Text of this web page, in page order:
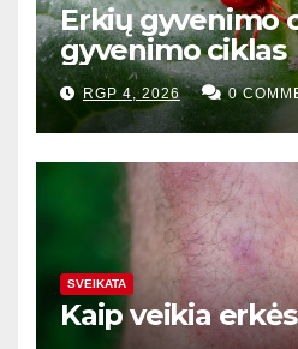
Erkių gyvenimo
gyvenimo ciklas
RGP 4, 2026 0
SVEIKATA
Kaip veikia erkės